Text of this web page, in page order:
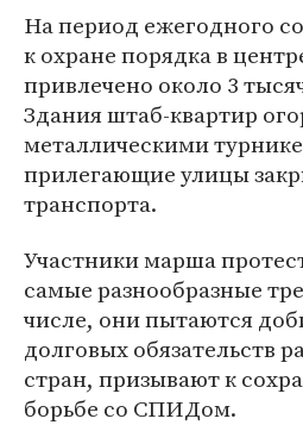
На период ежегодного
к охране порядка в
привлечено около 3
Здания штаб-квартир
металлическими
прилегающие улицы
транспорта.
Участники марша
самые разнообразные
числе, они пытаются
долговых обязательств
стран, призывают к
борьбе со СПИДом.